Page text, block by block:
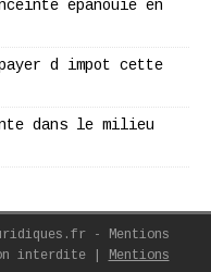
épanouie en
d impot cette
dans le milieu
- Mentions
interdite
Mentions